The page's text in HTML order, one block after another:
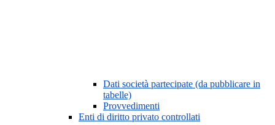
Dati società partecipate (da pubblicare in
tabelle)
Provvedimenti
Enti di diritto privato controllati